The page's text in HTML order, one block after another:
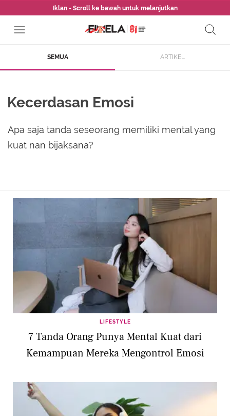
Iklan - Scroll ke bawah untuk melanjutkan
SEMUA ARTIKEL
Kecerdasan Emosi
Apa saja tanda seseorang memiliki mental yang
kuat nan bijaksana?
LIFESTYLE
7 Tanda Orang Punya Mental Kuat dari
Kemampuan Mereka Mengontrol Emosi